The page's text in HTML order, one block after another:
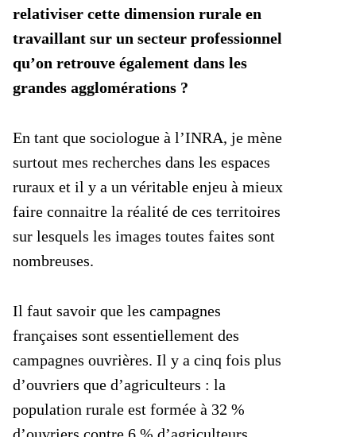
relativiser cette dimension rurale en
travaillant sur un secteur professionnel
qu’on retrouve également dans les
grandes agglomérations ?
En tant que sociologue à l’INRA, je mène
surtout mes recherches dans les espaces
ruraux et il y a un véritable enjeu à mieux
faire connaitre la réalité de ces territoires
sur lesquels les images toutes faites sont
nombreuses.
Il faut savoir que les campagnes
françaises sont essentiellement des
campagnes ouvrières. Il y a cinq fois plus
d’ouvriers que d’agriculteurs : la
population rurale est formée à 32 %